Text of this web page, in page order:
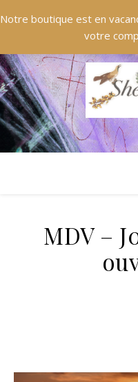
Notre boutique est en
votre
MDV –